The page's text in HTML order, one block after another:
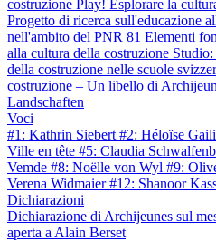
costruzione Play! Esplorare la
Progetto di ricerca sull'educazione
nell'ambito del PNR 81 Elementi
alla cultura della costruzione
della costruzione nelle scuole
costruzione – Un libello di
Landschaften
Voci
#1: Kathrin Siebert #2: Héloïse
Ville en tête #5: Claudia
Vemde #8: Noëlle von Wyl #9:
Verena Widmaier#12: Shanoor
Dichiarazioni
Dichiarazione di Archijeunes sul
aperta a Alain Berset